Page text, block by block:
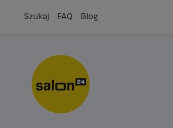
Szukaj FAQ Blog